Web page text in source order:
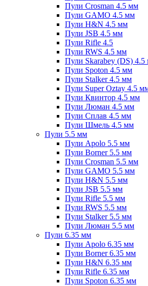
Пули Crosman 4.5 мм
Пули GAMO 4.5 мм
Пули H&N 4.5 мм
Пули JSB 4.5 мм
Пули Rifle 4.5
Пули RWS 4.5 мм
Пули Skarabey (DS)
Пули Spoton 4.5 мм
Пули Stalker 4.5 мм
Пули Super Oztay 4.5
Пули Квинтор 4.5 мм
Пули Люман 4.5 мм
Пули Сплав 4.5 мм
Пули Шмель 4.5 мм
Пули 5.5 мм
Пули Apolo 5.5 мм
Пули Borner 5.5 мм
Пули Crosman 5.5 мм
Пули GAMO 5.5 мм
Пули H&N 5.5 мм
Пули JSB 5.5 мм
Пули Rifle 5.5 мм
Пули RWS 5.5 мм
Пули Stalker 5.5 мм
Пули Люман 5.5 мм
Пули 6.35 мм
Пули Apolo 6.35 мм
Пули Borner 6.35 мм
Пули H&N 6.35 мм
Пули Rifle 6.35 мм
Пули Spoton 6.35 мм